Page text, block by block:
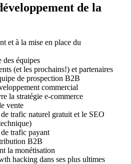
de la
et à la mise en place du
des équipes
(et les prochains!) et partenaires
de prospection B2B
commercial
la stratégie e-commerce
vente
trafic naturel gratuit et le SEO
trafic payant
B2B
la monétisation
hacking dans ses plus ultimes